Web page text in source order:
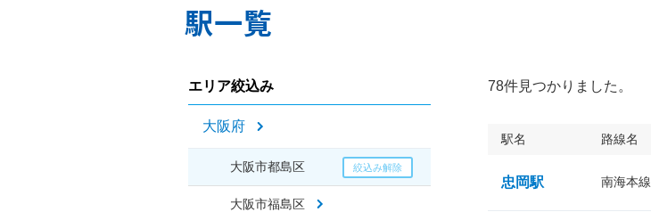
駅一覧
エリア絞込み
大阪府
大阪市都島区
大阪市福島区
78件見つかりました。
駅名 路線名
忠岡駅 南海本線